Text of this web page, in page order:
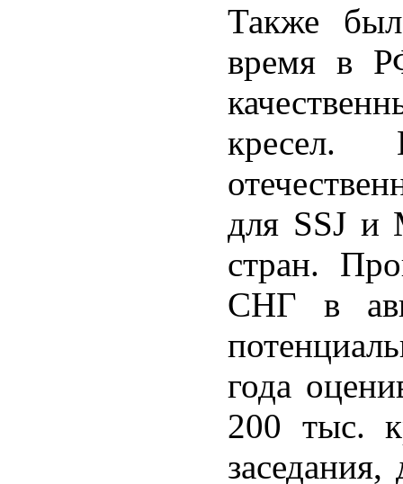
Также
время в
кресел.
для SSJ и
стран.
СНГ в
года
200 тыс.